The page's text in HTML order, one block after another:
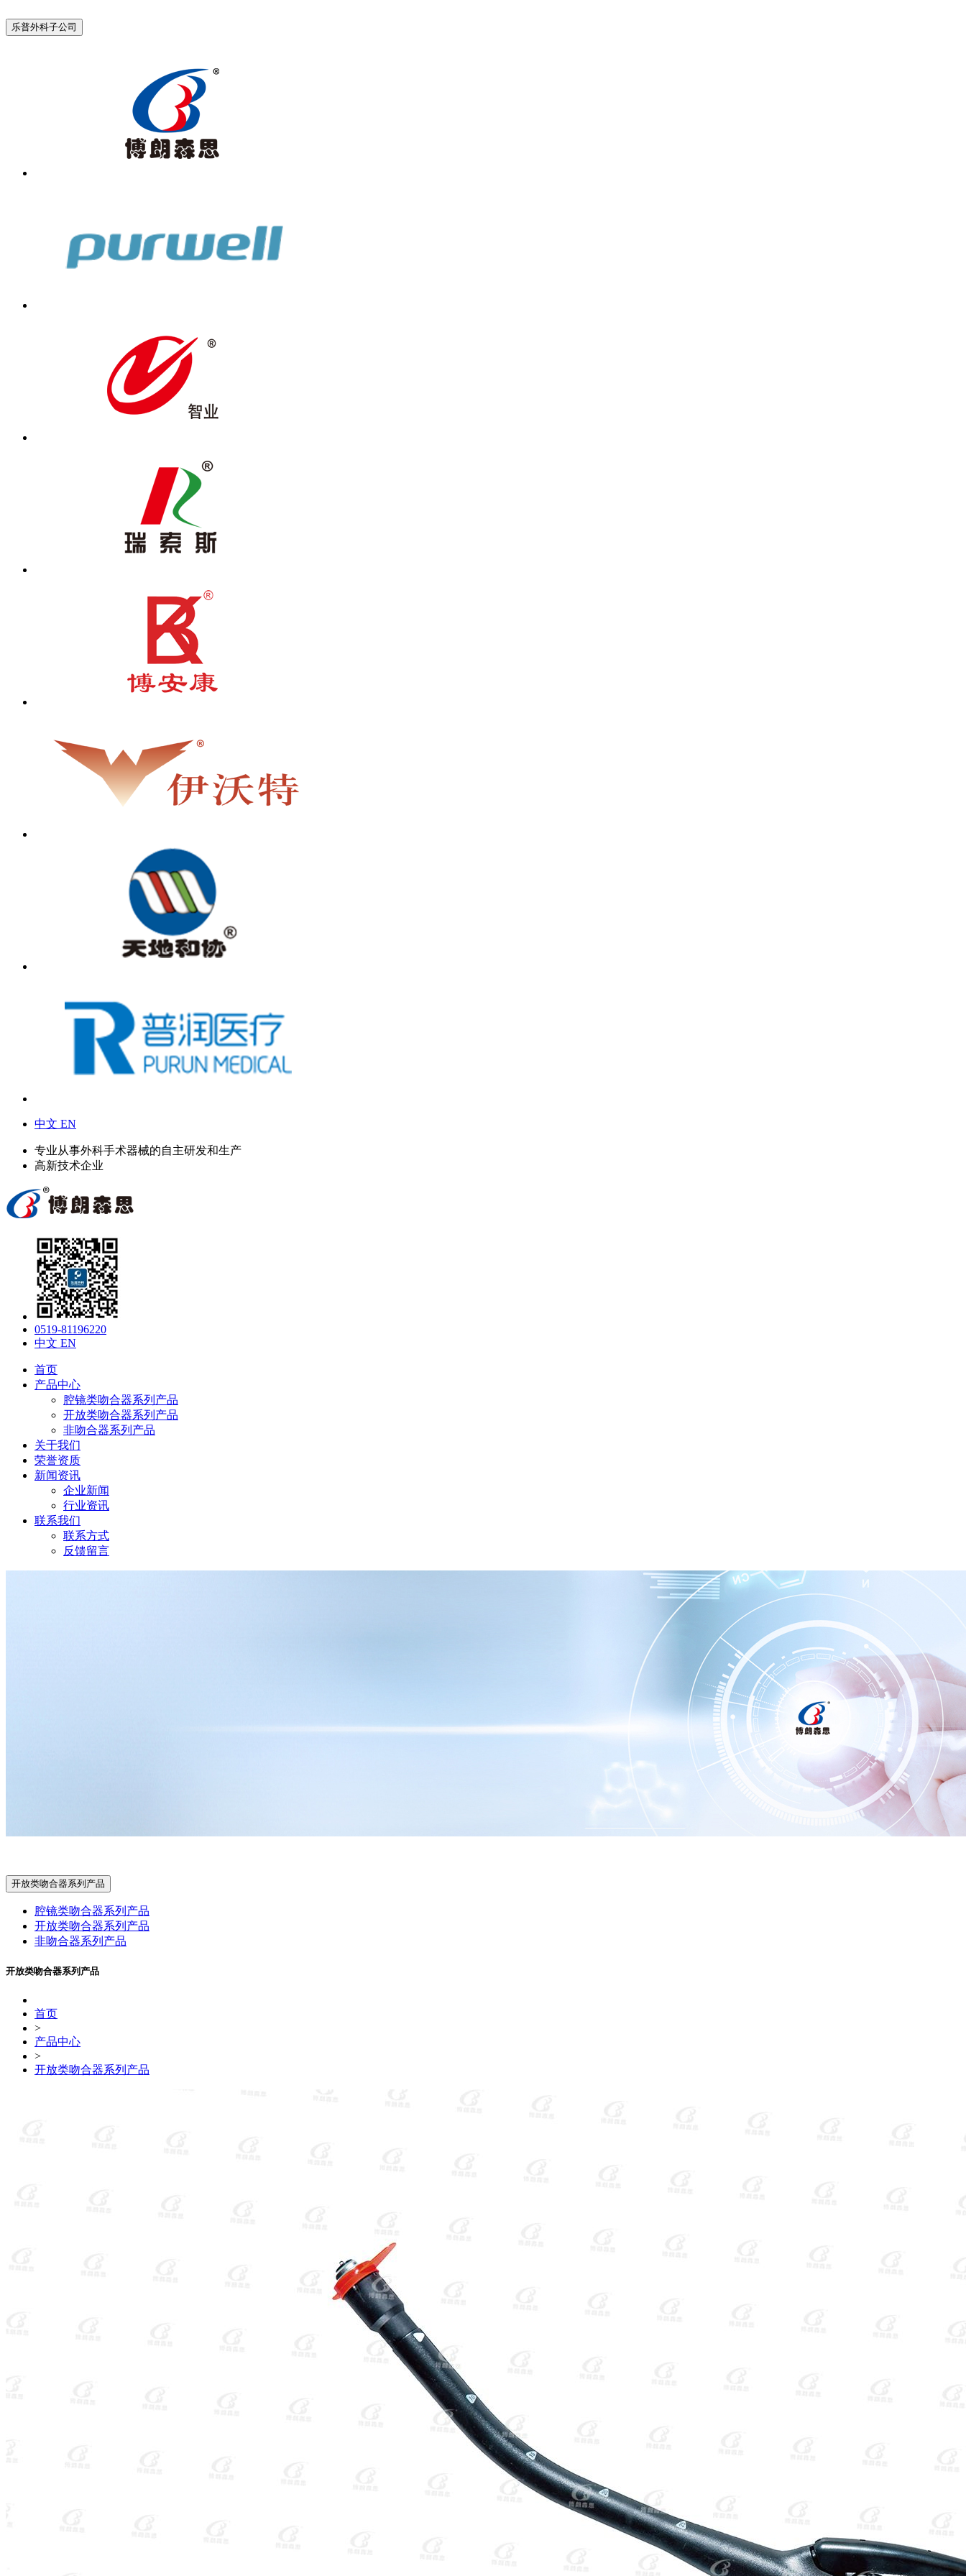
乐普外科子公司
中文 EN
专业从事外科手术器械的自主研发和生产
高新技术企业
0519-81196220
中文 EN
首页
产品中心
腔镜类吻合器系列产品
开放类吻合器系列产品
非吻合器系列产品
关于我们
荣誉资质
新闻资讯
企业新闻
行业资讯
联系我们
联系方式
反馈留言
开放类吻合器系列产品
腔镜类吻合器系列产品
开放类吻合器系列产品
非吻合器系列产品
开放类吻合器系列产品
首页
>
产品中心
>
开放类吻合器系列产品